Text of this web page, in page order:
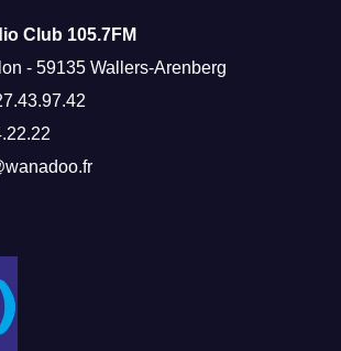
Club 105.7FM
- 59135 Wallers-Arenberg